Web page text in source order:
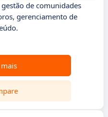
de comunidades
gerenciamento de